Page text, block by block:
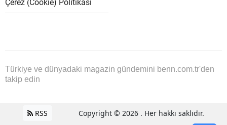
Çerez (Cookie) Politikası
Türkiye ve dünyadaki magazin gündemini benn.com.tr'den
takip edin
RSS Copyright © 2026 . Her hakkı saklıdır.